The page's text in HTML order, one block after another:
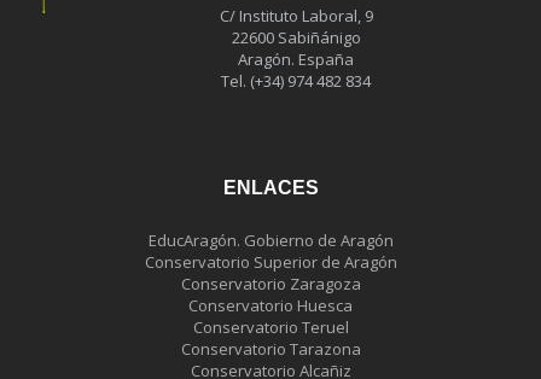
C/ Instituto Laboral, 9
22600 Sabiñánigo
Aragón. España
Tel. (+34) 974 482 834
ENLACES
EducAragón. Gobierno de Aragón
Conservatorio Superior de Aragón
Conservatorio Zaragoza
Conservatorio Huesca
Conservatorio Teruel
Conservatorio Tarazona
Conservatorio Alcañiz